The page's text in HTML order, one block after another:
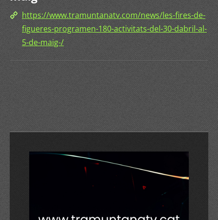
https://www.tramuntanatv.com/news/les-fires-de-
figueres-programen-180-activitats-del-30-dabril-al-
5-de-maig-/